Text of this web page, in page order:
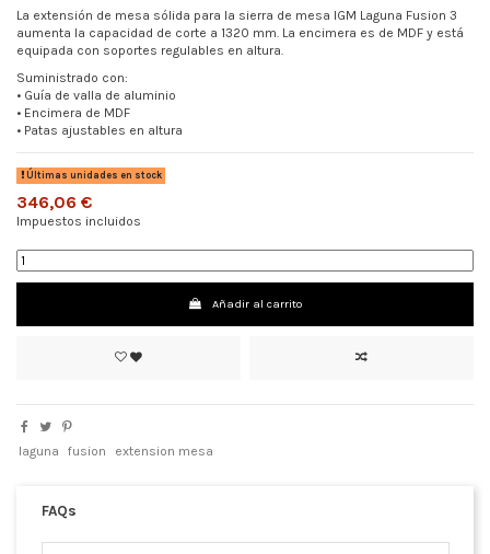
La extensión de mesa sólida para la sierra de mesa IGM Laguna Fusion 3
aumenta la capacidad de corte a 1320 mm. La encimera es de MDF y está
equipada con soportes regulables en altura.
Suministrado con:
• Guía de valla de aluminio
• Encimera de MDF
• Patas ajustables en altura
Últimas unidades en stock
346,06 €
Impuestos incluidos
Añadir al carrito
laguna fusion extension mesa
FAQs